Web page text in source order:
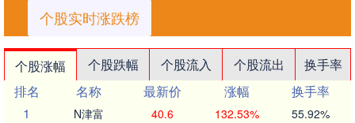
个股实时涨跌榜
个股涨幅 个股跌幅 个股流入 个股流出
换手率
排名
名称 最新价 涨幅
换手率
1
N津富 40.6 132.53% 55.92%